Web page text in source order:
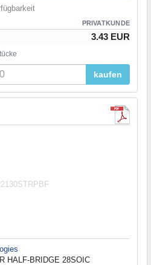
PRIVATKUNDE
3.43 EUR
kaufen
HALF-BRIDGE 28SOIC